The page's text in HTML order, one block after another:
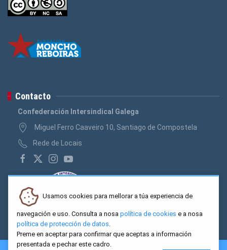
Contacto
Confederación Intersindical Galega
Miguel Ferro Caaveiro 10, Santiago de Compostela
Rede de Locais
Usamos cookies para mellorar a túa experiencia de
navegación e uso. Consulta a nosa política de cookies e a nosa
política de protección de datos.
Preme en aceptar para confirmar que aceptas a información
presentada e pechar este cadro.